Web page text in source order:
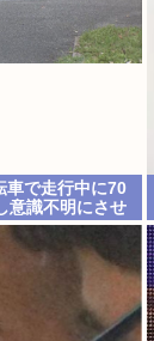
車で走行中に70
意識不明にさせ